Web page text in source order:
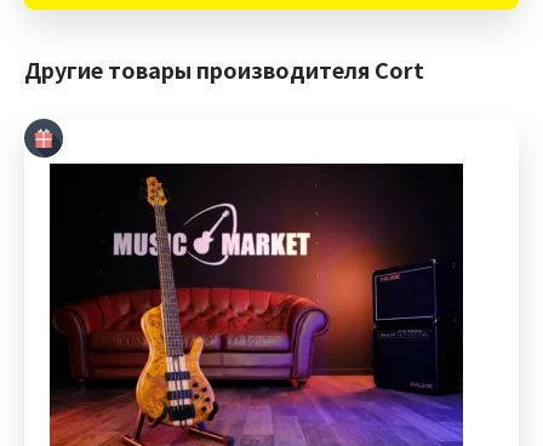
Другие товары производителя Cort